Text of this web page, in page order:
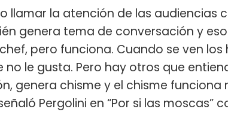
llamar la atención de las audiencias
genera tema de conversación y
pero funciona. Cuando se ven
le gusta. Pero hay otros que
genera chisme y el chisme funciona
Pergolini en “Por si las moscas”